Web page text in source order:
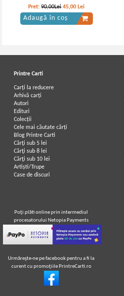
Pret:90,00Lei 45,00 Lei
Adaugă în coș
Printre Carti
Carți la reducere
Arhivă carți
Autori
Edituri
Colecții
Cele mai căutate cărți
Blog Printre Carti
Cărţi sub 5 lei
Cărţi sub 8 lei
Cărţi sub 10 lei
Artiști/Trupe
Case de discuri
Poţi plăti online prin intermediul
procesatorului Netopia Payments
Urmăreşte-ne pe facebook pentru a fi la
curent cu promoţiile PrintreCarti.ro